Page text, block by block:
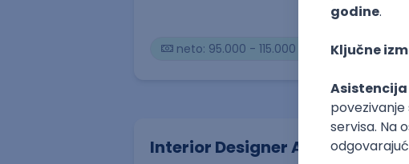
neto: 95.000 - 115.000 RSD (mesečna
Interior Designer AI